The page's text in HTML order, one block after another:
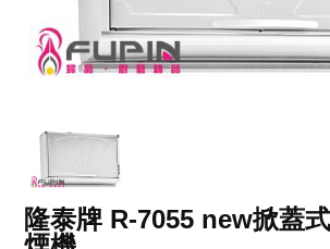
隆泰牌 R-7055 new掀蓋